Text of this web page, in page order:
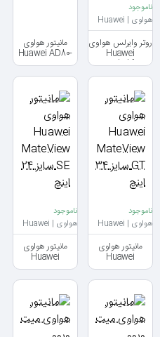
ناموجود
هواوی | Huawei
روتر وایرلس هواوی
Huawei
Medialife
WS330
300Mbps
مانیتور هواوی
Huawei AD80-
HW سایز 24 اینچ
ناموجود
هواوی | Huawei
مانیتور هواوی
Huawei
MateView GT
سایز 34 اینچ
ناموجود
هواوی | Huawei
مانیتور هواوی
Huawei
MateView SE
سایز 24 اینچ